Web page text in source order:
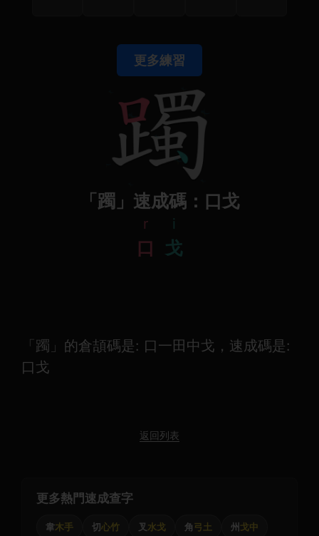
更多練習
「躅」速成碼：口戈
r
口
i
戈
「躅」的倉頡碼是: 口一田中戈，速成碼是:
口戈
返回列表
更多熱門速成查字
韋木手 切心竹 叉 水戈 角弓土 州 戈中